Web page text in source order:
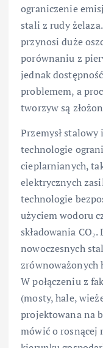
ograniczenie
stali z rudy
przynosi duże
porównaniu z
jednak
problemem, a
tworzyw są
Przemysł
technologie
cieplarnianych,
elektrycznych
technologie
użyciem wodoru
składowania
nowoczesnych
zrównoważonych
W połączeniu z
(mosty, hale,
projektowana na
mówić o